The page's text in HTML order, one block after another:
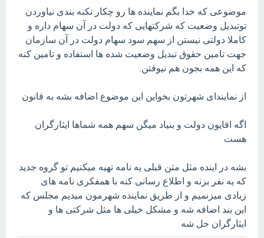
موضوعی که خدا بگم نماینده ها رو چکار نکنه بندی نیاوردن
توتبدیل وضعیت که شرکتهایی که دولت در آن سهام داره و
کاملا دولتی نیستن از سهم سود سهام دولت در آن سازمان
جهت تامین حقوق تبدیل وضعیت شده ها استفاده و تامین کنه
که این همه بجون هم نیوفتن.
از نمایندای شهرتون بخواین این موضوع اضافه بشه به قانون
اگه اقایون دولت و بنیاد میگن سهم همه شماها ایثارگران
هست
بشه در اینده مثل متن قبلی یه نامه تهیه میکنیم تو گروه جدید
که یه نفر بزنه و اطلاع رسانی کنه با همفکری نامه های
زیادی میزنمیم و از طریق نماینده شهرمون میدیم مجلس که
این بند اضافه شه و مشکل خیلی ها مثل شرکتی ها و
ایثارگران حل شه